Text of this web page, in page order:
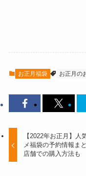
お正月福袋 お正月の
【2022年お正月】人
メ福袋の予約情報まと
店舗での購入方法も